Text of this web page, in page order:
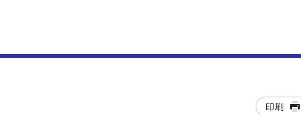
印刷